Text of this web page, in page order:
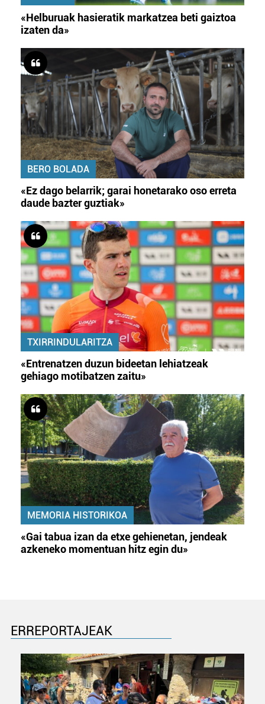
«Helburuak hasieratik markatzea beti gaiztoa
izaten da»
BERO BOLADA
«Ez dago belarrik; garai honetarako oso erreta
daude bazter guztiak»
TXIRRINDULARITZA
«Entrenatzen duzun bideetan lehiatzeak
gehiago motibatzen zaitu»
MEMORIA HISTORIKOA
«Gai tabua izan da etxe gehienetan, jendeak
azkeneko momentuan hitz egin du»
ERREPORTAJEAK